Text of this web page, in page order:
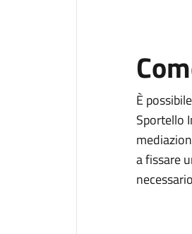
È possibile
Sportello
a fissare
necessario